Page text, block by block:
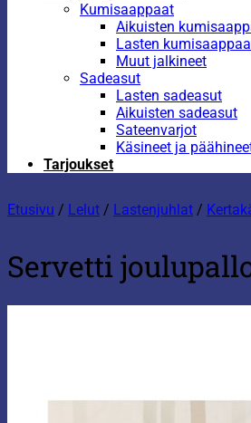
Kumisaappaat
Aikuisten
Lasten
Muut jalkineet
Sadeasut
Lasten sadeasut
Aikuisten sadeasut
Sateenvarjot
Käsineet ja
Tarjoukset
Etusivu / Lelut / Lastenjuhlat /
Servetti